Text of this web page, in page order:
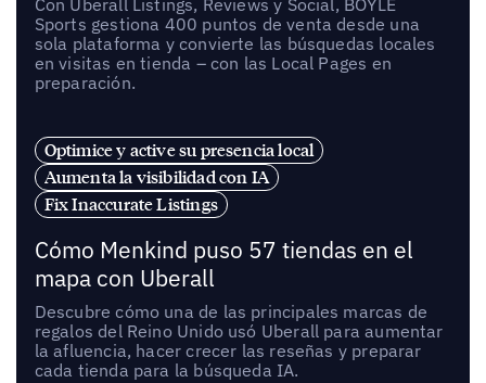
Con Uberall Listings, Reviews y Social, BOYLE
Sports gestiona 400 puntos de venta desde una
sola plataforma y convierte las búsquedas locales
en visitas en tienda – con las Local Pages en
preparación.
Optimice y active su presencia local
Aumenta la visibilidad con IA
Fix Inaccurate Listings
Cómo Menkind puso 57 tiendas en el
mapa con Uberall
Descubre cómo una de las principales marcas de
regalos del Reino Unido usó Uberall para aumentar
la afluencia, hacer crecer las reseñas y preparar
cada tienda para la búsqueda IA.